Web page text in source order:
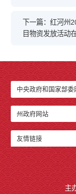
下一篇：红河州
目物资发放活动
中央政府和国家部委
州政府网站
友情链接
主